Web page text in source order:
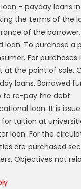
– payday loans
the terms of the
of the
loan. To purchase
For
at the point of sale.
loans. Borrowed
to re-pay the debt.
loan. It is
tuition at
loan. For the
are purchased
Objectives not